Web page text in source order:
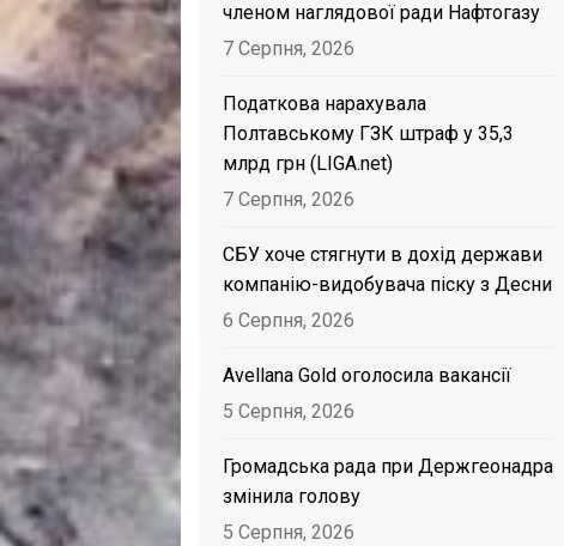
членом наглядової ради Нафтогазу
7 Серпня, 2026
Податкова нарахувала
Полтавському ГЗК штраф у 35,3
млрд грн (LIGA.net)
7 Серпня, 2026
СБУ хоче стягнути в дохід держави
компанію-видобувача піску з Десни
6 Серпня, 2026
Avellana Gold оголосила вакансії
5 Серпня, 2026
Громадська рада при Держгеонадра
змінила голову
5 Серпня, 2026